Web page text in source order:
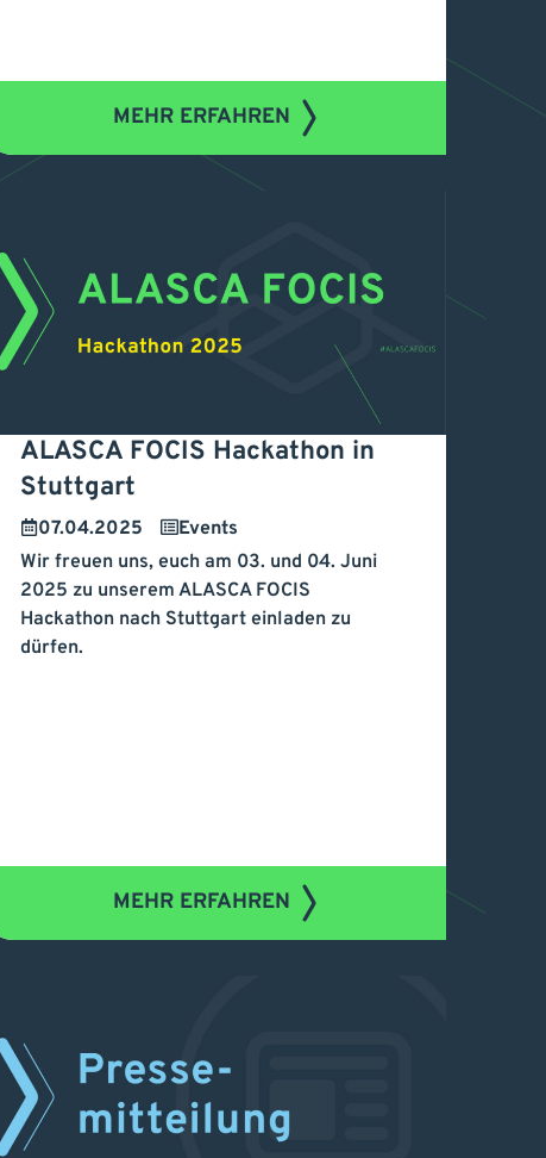
MEHR ERFAHREN
ALASCA FOCIS Hackathon in
Stuttgart
07.04.2025
Events
Wir freuen uns, euch am 03. und 04. Juni
2025 zu unserem ALASCA FOCIS
Hackathon nach Stuttgart einladen zu
dürfen.
ALASCA FOCIS Hackathon
in Stuttgart
MEHR ERFAHREN